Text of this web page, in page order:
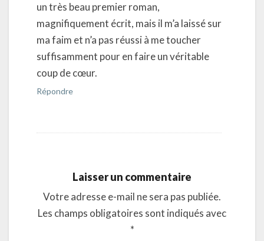
un très beau premier roman,
magnifiquement écrit, mais il m’a laissé sur
ma faim et n’a pas réussi à me toucher
suffisamment pour en faire un véritable
coup de cœur.
Répondre
Laisser un commentaire
Votre adresse e-mail ne sera pas publiée.
Les champs obligatoires sont indiqués avec
*